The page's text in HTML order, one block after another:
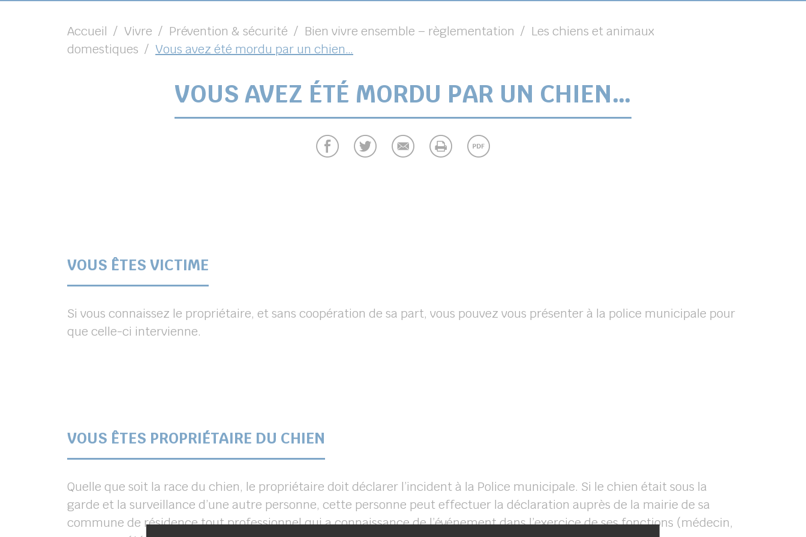
Accueil Vivre Prévention & sécurité Bien vivre ensemble – règlementation
Les chiens et animaux
domestiques
Vous avez été mordu par un chien…
VOUS AVEZ ÉTÉ MORDU PAR UN CHIEN…
VOUS ÊTES VICTIME
Si vous connaissez le propriétaire, et sans coopération de sa part, vous pouvez vous présenter à la police municipale pour
que celle-ci intervienne.
VOUS ÊTES PROPRIÉTAIRE DU CHIEN
Quelle que soit la race du chien, le propriétaire doit déclarer l’incident à la Police municipale. Si le chien était sous la
garde et la surveillance d’une autre personne, cette personne peut effectuer la déclaration auprès de la mairie de sa
commune de résidence.tout professionnel qui a connaissance de l’événement dans l’exercice de ses fonctions (médecin,